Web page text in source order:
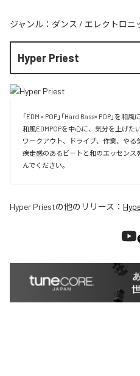
ジャンル： ダンス / エレクトロニ
Hyper Priest
「EDM × POP」「Hard Bass× POP」を和
和風EDMPOPを中心に、気分を上げた
ワークアウト、ドライブ、作業、やる
疾走感のあるビートと和のエッセン
んでください。
Hyper Priestの他のリリース：